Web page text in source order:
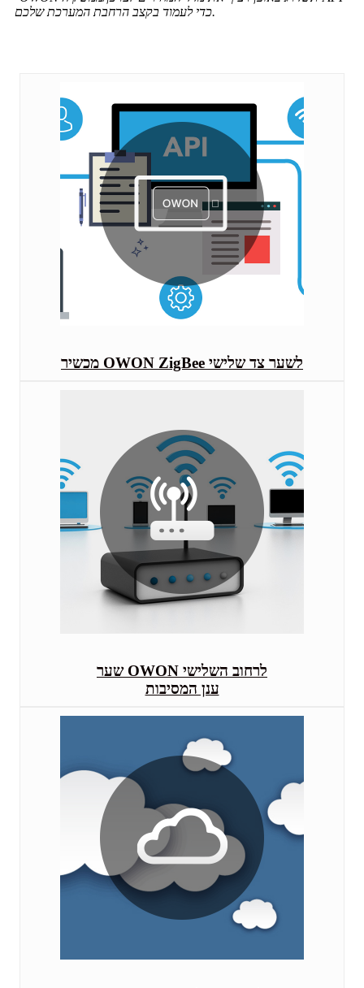
כדי לעמוד בקצב הרחבת המערכת שלכם.
מכשיר OWON ZigBee לשער צד שלישי
שער OWON לרחוב השלישי
ענן המסיבות